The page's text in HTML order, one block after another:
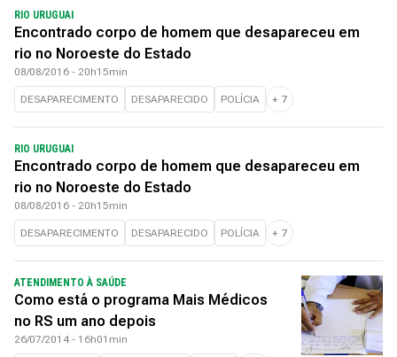
RIO URUGUAI
Encontrado corpo de homem que desapareceu em
rio no Noroeste do Estado
08/08/2016 - 20h15min
DESAPARECIMENTO DESAPARECIDO POLÍCIA + 7
RIO URUGUAI
Encontrado corpo de homem que desapareceu em
rio no Noroeste do Estado
08/08/2016 - 20h15min
DESAPARECIMENTO DESAPARECIDO POLÍCIA + 7
ATENDIMENTO À SAÚDE
Como está o programa Mais Médicos
no RS um ano depois
26/07/2014 - 16h01min